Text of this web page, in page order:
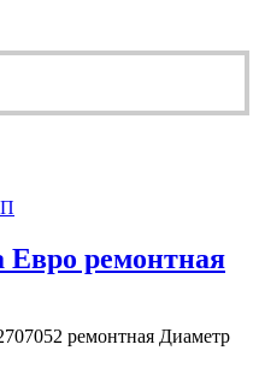
ремонтная
ремонтная Диаметр